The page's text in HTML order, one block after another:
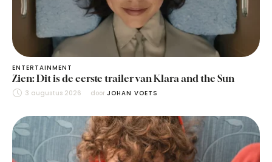
ENTERTAINMENT
Zien: Dit is de eerste trailer van Klara and the Sun
3 augustus 2026 door JOHAN VOETS